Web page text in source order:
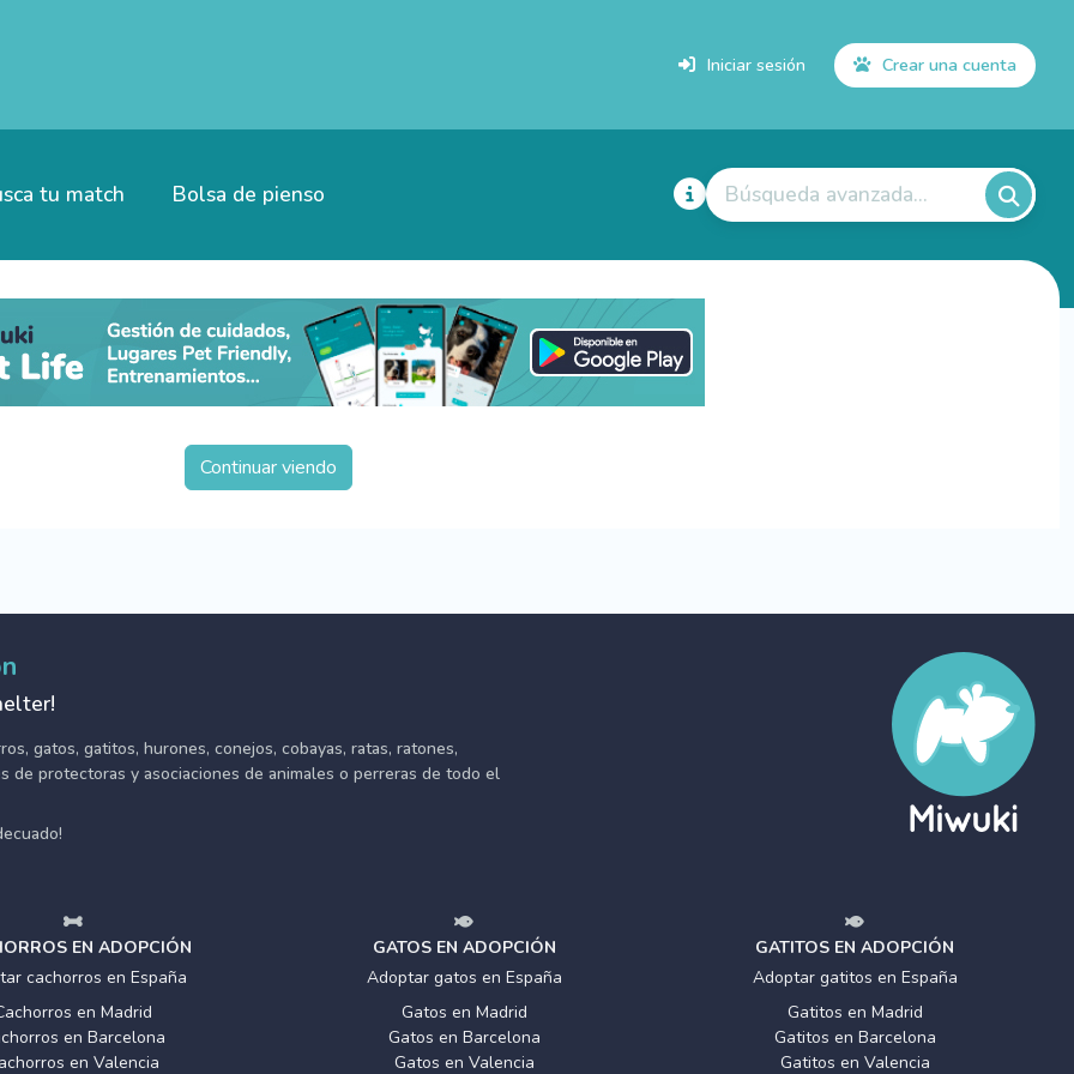
Iniciar sesión Crear una cuenta
tu match Bolsa de pienso Búsqueda avanzada...
Continuar viendo
gatos, gatitos, hurones, conejos, cobayas, ratas, ratones,
de protectoras y asociaciones de animales o perreras de todo el
EN ADOPCIÓN
cachorros en España
en Madrid
en Barcelona
en Valencia
GATOS EN ADOPCIÓN
Adoptar gatos en España
Gatos en Madrid
Gatos en Barcelona
Gatos en Valencia
GATITOS EN ADOPCIÓN
Adoptar gatitos en España
Gatitos en Madrid
Gatitos en Barcelona
Gatitos en Valencia